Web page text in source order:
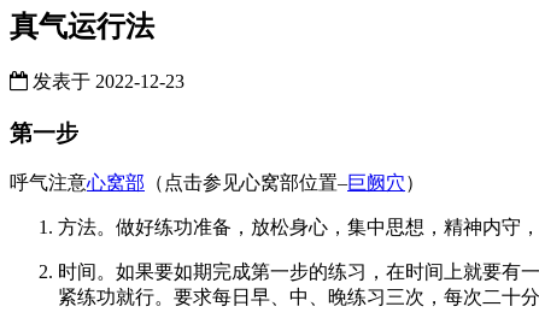
真气运行法
发表于 2022-12-23
第一步
呼气注意心窝部 （点击参见心窝部位置–巨阙穴）
方法。做好练功准备，放松身心，集中思想，精神内守
时间。如果要如期完成第一步的练习，在时间上就要有
紧练功就行。要求每日早、中、晚练习三次，每次二十